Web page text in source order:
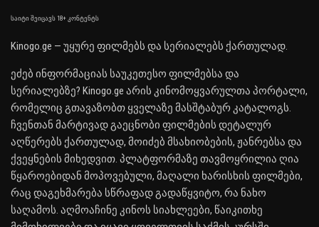
საიტი შეიცავს 18+ კონტენტს
Kinogo.ge — უყურე ფილმებს და სერიალებს ქართულად.
ეძებ ინფორმაციას საუკეთესო ფილმებსა და
სერიალებზე? Kinogo.ge არის კინომოყვარულთა პორტალი,
რომელიც გთავაზობთ ყველაზე მასშტაბურ კატალოგს.
ჩვენთან მარტივად გაეცნობი ფილმების დეტალურ
აღწერებს ქართულად, მოიძებ მსახიობების, ჟანრებსა და
ქვეყნების მიხედვით. პლატფორმაზე თავმოყრილია ღია
წყაროებიდან მოპოვებული, მაღალი ხარისხის ფილმები,
რაც დაგეხმარება სწრაფად გადაწყვიტო, რა ნახო
საღამოს. აღმოაჩინე კინოს სიახლეები, წაიკითხე